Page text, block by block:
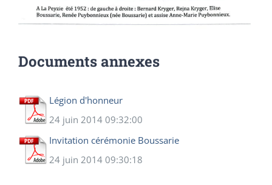
Documents annexes
Légion d'honneur
24 juin 2014 09:32:00
Invitation cérémonie Boussarie
24 juin 2014 09:30:18